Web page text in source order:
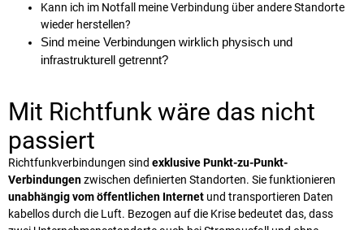
Kann ich im Notfall meine Verbindung über andere Standorte
wieder herstellen?
Sind meine Verbindungen wirklich physisch und
infrastrukturell getrennt?
Mit Richtfunk wäre das nicht
passiert
Richtfunkverbindungen sind exklusive Punkt-zu-Punkt-
Verbindungenzwischen definierten Standorten. Sie funktionieren
unabhängig vom öffentlichen Internet und transportieren Daten
kabellos durch die Luft. Bezogen auf die Krise bedeutet das, dass